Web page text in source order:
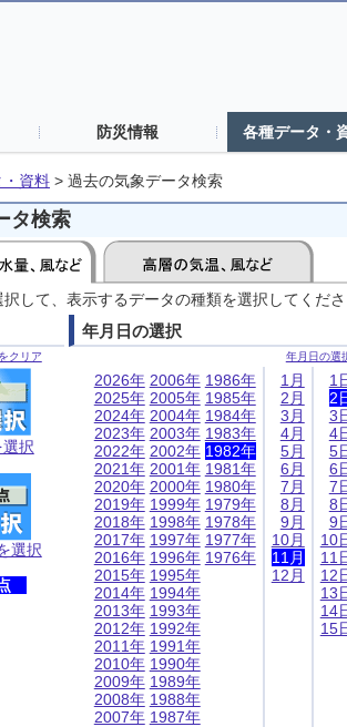
防災情報 各種データ・
資料 > 過去の気象データ検索
タ検索
して、表示するデータの種類を選択してくだ
クリア
択
選択
年月日の選択
年月日の選
2026年
2025年
2024年
2023年
2022年
2021年
2020年
2019年
2018年
2017年
2016年
2015年
2014年
2013年
2012年
2011年
2010年
2009年
2008年
2007年
2006年
2005年
2004年
2003年
2002年
2001年
2000年
1999年
1998年
1997年
1996年
1995年
1994年
1993年
1992年
1991年
1990年
1989年
1988年
1987年
1986年
1985年
1984年
1983年
1982年
1981年
1980年
1979年
1978年
1977年
1976年
1月
2月
3月
4月
5月
6月
7月
8月
9月
10月
11月
12月
1
2
3
4
5
6
7
8
9
10
11
12
13
14
15